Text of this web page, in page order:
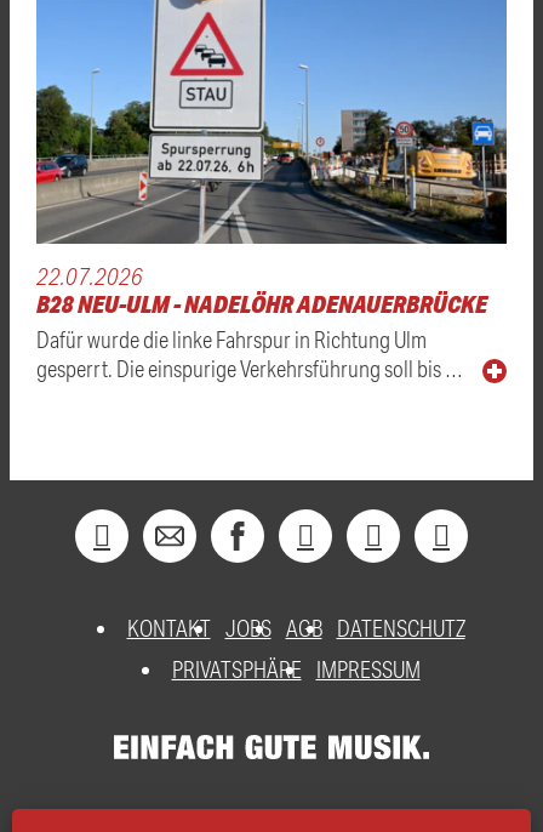
22.07.2026
B28 NEU-ULM - NADELÖHR ADENAUERBRÜCKE
Dafür wurde die linke Fahrspur in Richtung Ulm
gesperrt. Die einspurige Verkehrsführung soll bis …
KONTAKT JOBS AGB DATENSCHUTZ
PRIVATSPHÄRE
IMPRESSUM